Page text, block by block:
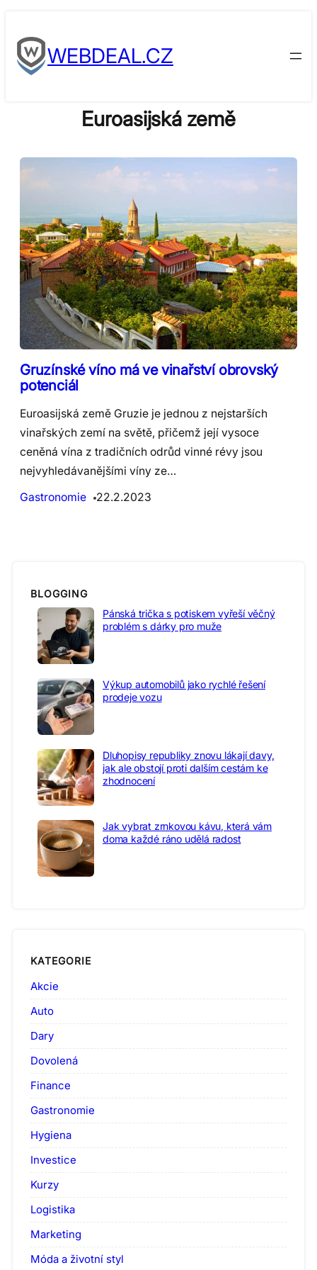
to
contentWEBDEAL.CZ
Euroasijská země
Gruzínské víno má ve vinařství obrovský
potenciál
Euroasijská země Gruzie je jednou z nejstarších
vinařských zemí na světě, přičemž její vysoce
ceněná vína z tradičních odrůd vinné révy jsou
nejvyhledávanějšími víny ze…
Gastronomie
22.2.2023
BLOGGING
Pánská trička s potiskem vyřeší věčný
problém s dárky pro muže
Výkup automobilů jako rychlé řešení
prodeje vozu
Dluhopisy republiky znovu lákají davy,
jak ale obstojí proti dalším cestám ke
zhodnocení
Jak vybrat zrnkovou kávu, která vám
doma každé ráno udělá radost
KATEGORIE
Akcie
Auto
Dary
Dovolená
Finance
Gastronomie
Hygiena
Investice
Kurzy
Logistika
Marketing
Móda a životní styl